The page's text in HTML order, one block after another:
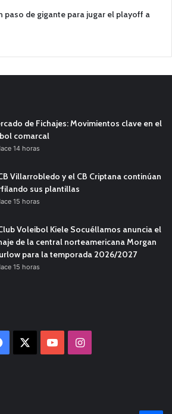
paso de gigante para jugar el playoff a
de Fichajes: Movimientos clave en el
comarcal
14 horas
Villarrobledo y el CB Criptana continúan
sus plantillas
15 horas
Voleibol Kiele Socuéllamos anuncia el
de la central norteamericana Morgan
para la temporada 2026/2027
15 horas
Facebook YouTubeInstagram